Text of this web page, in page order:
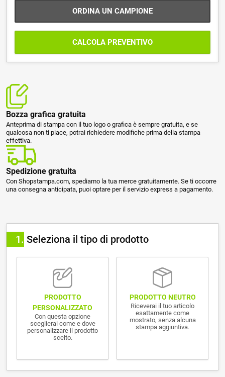
ORDINA UN CAMPIONE
CALCOLA PREVENTIVO
Bozza grafica gratuita
Anteprima di stampa con il tuo logo o grafica è sempre gratuita, e se
qualcosa non ti piace, potrai richiedere modifiche prima della stampa
effettiva.
Spedizione gratuita
Con Shopstampa.com, spediamo la tua merce gratuitamente. Se ti occorre
una consegna anticipata, puoi optare per il servizio express a pagamento.
1 Seleziona il tipo di prodotto
PRODOTTO
PERSONALIZZATO
Con questa opzione
sceglierai come e dove
personalizzare il prodotto
scelto.
PRODOTTO NEUTRO
Riceverai il tuo articolo
esattamente come
mostrato, senza alcuna
stampa aggiuntiva.